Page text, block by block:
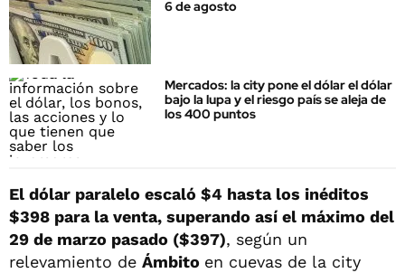
6 de agosto
Mercados: la city pone el dólar el dólar
bajo la lupa y el riesgo país se aleja de
los 400 puntos
El dólar paralelo escaló $4 hasta los inéditos
$398 para la venta, superando así el máximo del
29 de marzo pasado ($397), según un
relevamiento de Ámbito en cuevas de la city